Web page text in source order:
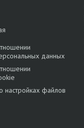
данных
файлов